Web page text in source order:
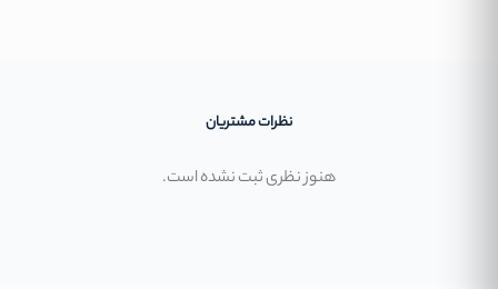
نظرات مشتریان
هنوز نظری ثبت نشده است.